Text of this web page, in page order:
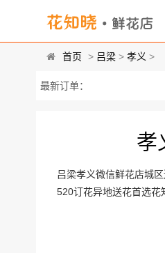
首页 > 吕梁 > 孝义 >
最新订单：
孝
吕梁孝义微信鲜花店城
520订花异地送花首选花